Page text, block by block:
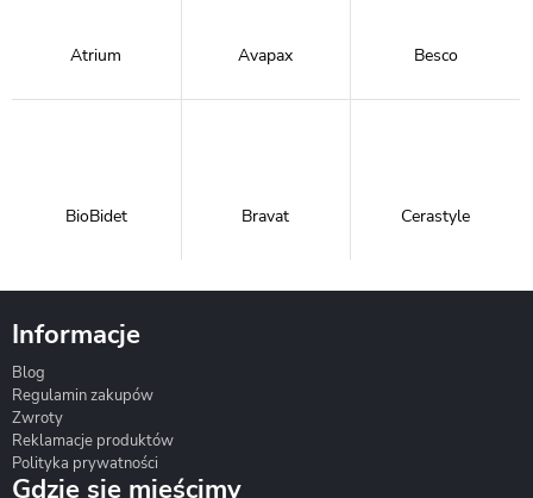
Atrium Avapax Besco
BioBidet Bravat Cerastyle
Informacje
Blog
Regulamin zakupów
Zwroty
Reklamacje produktów
Polityka prywatności
Gdzie się mieścimy